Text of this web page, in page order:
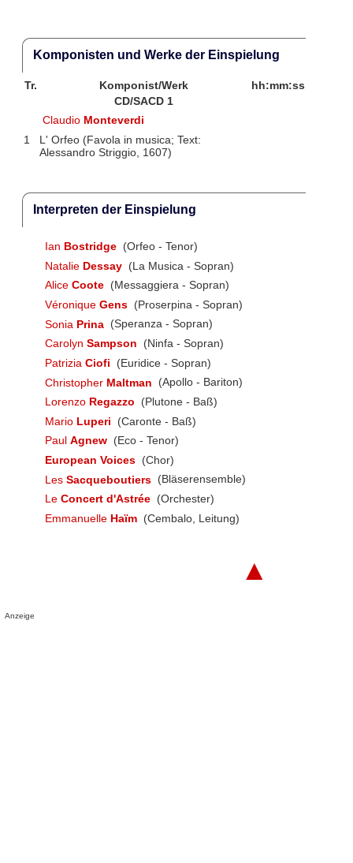
Komponisten und Werke der Einspielung
Tr. Komponist/Werk
hh:mm:ss
CD/SACD 1
Claudio Monteverdi
1
L' Orfeo (Favola in musica; Text:
Alessandro Striggio, 1607)
Interpreten der Einspielung
Ian Bostridge (Orfeo - Tenor)
Natalie Dessay (La Musica - Sopran)
Alice Coote (Messaggiera - Sopran)
Véronique Gens (Proserpina - Sopran)
Sonia Prina (Speranza - Sopran)
Carolyn Sampson
(Ninfa - Sopran)
Patrizia Ciofi
(Euridice - Sopran)
Christopher Maltman
(Apollo - Bariton)
Lorenzo Regazzo
(Plutone - Baß)
Mario Luperi
(Caronte - Baß)
Paul Agnew (Eco - Tenor)
European Voices (Chor)
Les Sacqueboutiers (Bläserensemble)
Le Concert d'Astrée (Orchester)
Emmanuelle Haïm (Cembalo, Leitung)
▲
Anzeige